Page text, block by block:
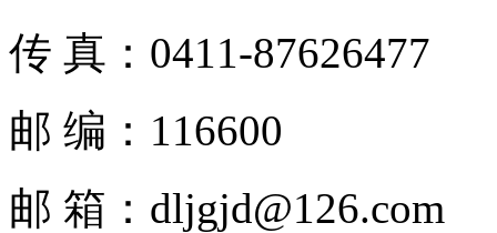
传 真：0411-87626477
邮 编：116600
邮 箱：dljgjd@126.com